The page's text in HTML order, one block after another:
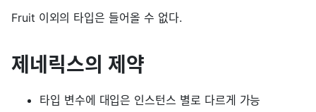
Fruit 이외의 타입은 들어올 수 없다.
제네릭스의 제약
타입 변수에 대입은 인스턴스 별로 다르게 가능